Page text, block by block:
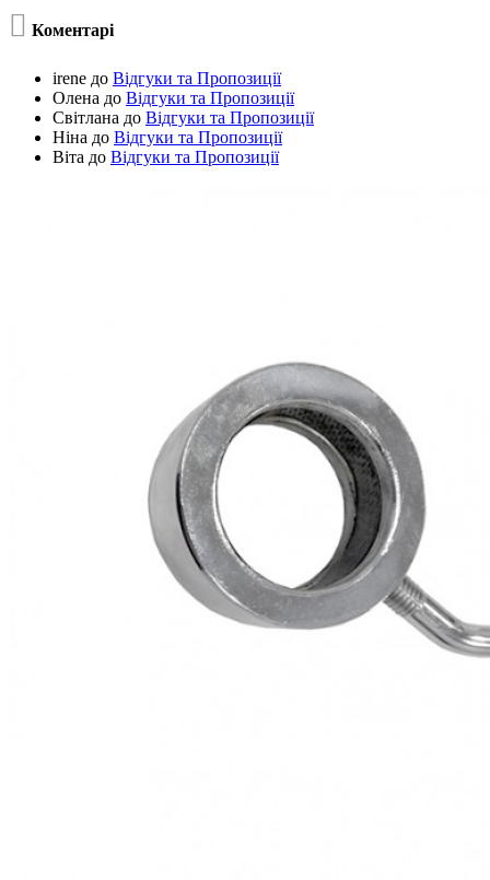
 Коментарі
irene до Відгуки та Пропозиції
Олена до Відгуки та Пропозиції
Світлана до Відгуки та Пропозиції
Ніна до Відгуки та Пропозиції
Віта до Відгуки та Пропозиції